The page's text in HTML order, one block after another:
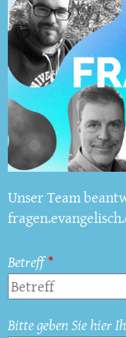
Unser Team
Betreff
Bitte geben Sie hier